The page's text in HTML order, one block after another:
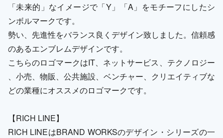
「未来的」なイメージで「Y」「A」をモチーフにしたシ
ンボルマークです。
勢い、先進性をバランス良くデザイン致しました。信頼感
のあるエンブレムデザインです。
こちらのロゴマークはIT、ネットサービス、テクノロジー
、小売、物販、公共施設、ベンチャー、クリエイティブな
どの業種にオススメのロゴマークです。
【RICH LINE】
RICH LINEはBRAND WORKSのデザイン・シリーズの一